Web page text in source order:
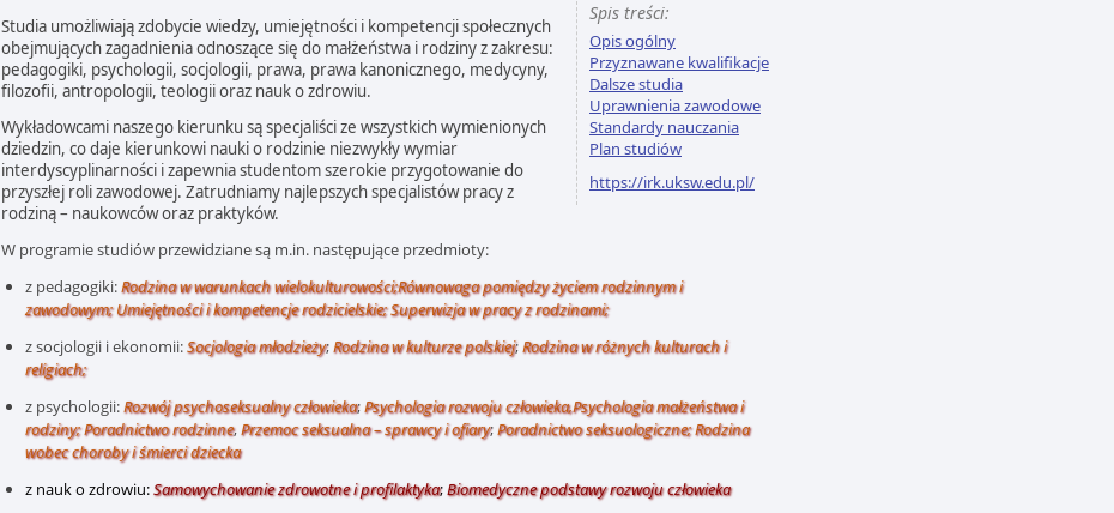
Spis treści:
Opis ogólny
Przyznawane kwalifikacje
Dalsze studia
Uprawnienia zawodowe
Standardy nauczania
Plan studiów
https://irk.uksw.edu.pl/
Studia umożliwiają zdobycie wiedzy, umiejętności i kompetencji społecznych
obejmujących zagadnienia odnoszące się do małżeństwa i rodziny z zakresu:
pedagogiki, psychologii, socjologii, prawa, prawa kanonicznego, medycyny,
filozofii, antropologii, teologii oraz nauk o zdrowiu.
Wykładowcami naszego kierunku są specjaliści ze wszystkich wymienionych
dziedzin, co daje kierunkowi nauki o rodzinie niezwykły wymiar
interdyscyplinarności i zapewnia studentom szerokie przygotowanie do
przyszłej roli zawodowej. Zatrudniamy najlepszych specjalistów pracy z
rodziną – naukowców oraz praktyków.
W programie studiów przewidziane są m.in. następujące przedmioty:
z pedagogiki:Rodzina w warunkach wielokulturowości;Równowaga pomiędzy życiem rodzinnym i
zawodowym; Umiejętności i kompetencje rodzicielskie; Superwizja w pracy z rodzinami;
z socjologii i ekonomii:Socjologia młodzieży;Rodzina w kulturze polskiej;Rodzina w różnych kulturach i
religiach;
z psychologii:Rozwój psychoseksualny człowieka;Psychologia rozwoju człowieka,Psychologia małżeństwa i
rodziny; Poradnictwo rodzinne,Przemoc seksualna – sprawcy i ofiary;Poradnictwo seksuologiczne; Rodzina
wobec choroby i śmierci dziecka
z nauk o zdrowiu:Samowychowanie zdrowotne i profilaktyka;Biomedyczne podstawy rozwoju człowieka